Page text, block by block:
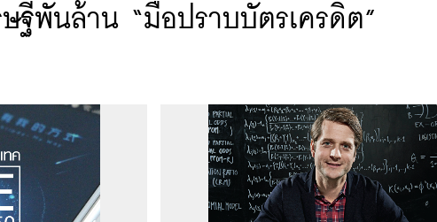
ษฐีพันล้าน “มือปราบบัตรเครดิต”